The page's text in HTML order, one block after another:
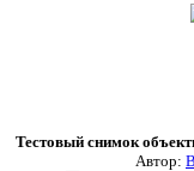
Тестовый снимок
Автор: